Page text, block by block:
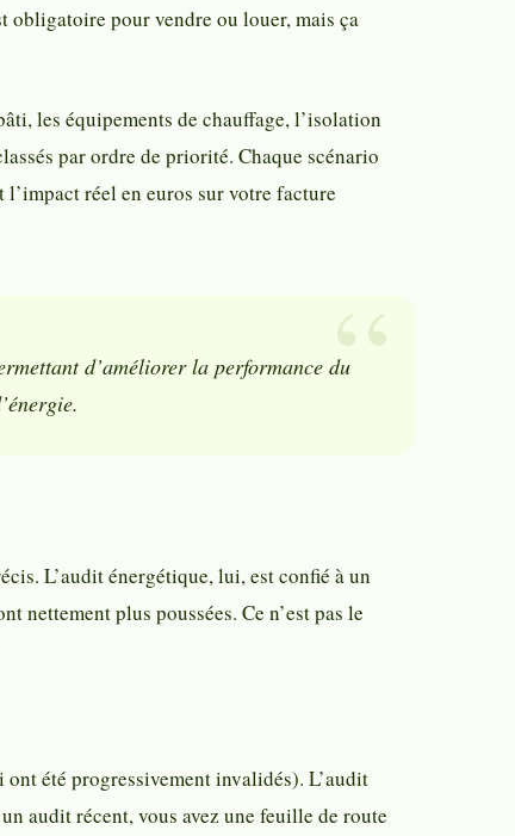
obligatoire pour vendre ou louer, mais ça
les équipements de chauffage, l’isolation
par ordre de priorité. Chaque scénario
réel en euros sur votre facture
d’améliorer la performance du
L’audit énergétique, lui, est confié à un
nettement plus poussées. Ce n’est pas le
ont été progressivement invalidés). L’audit
audit récent, vous avez une feuille de route